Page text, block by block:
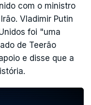
com o ministro
Vladimir Putin
foi "uma
de Teerão
e disse que a